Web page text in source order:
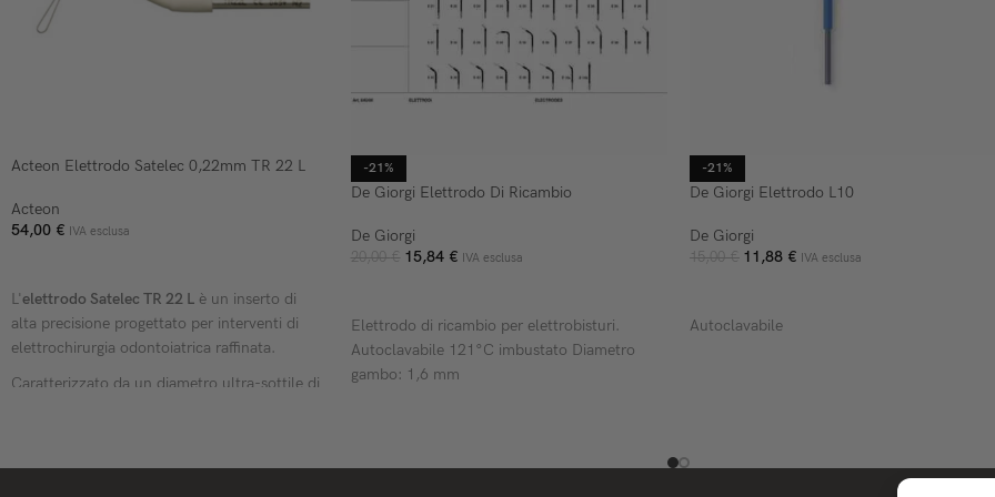
Acteon Elettrodo Satelec 0,22mm TR 22 L
Acteon
54,00 € IVA esclusa
L'elettrodo Satelec TR 22 L è un inserto di
alta precisione progettato per interventi di
elettrochirurgia odontoiatrica raffinata.
Caratterizzato da un diametro ultra-sottile di
-21%
De Giorgi Elettrodo Di Ricambio
De Giorgi
20,00€ 15,84 € IVA esclusa
Elettrodo di ricambio per elettrobisturi.
Autoclavabile 121°C imbustato Diametro
gambo: 1,6 mm
-21%
De Giorgi Elettrodo L10
De Giorgi
15,00€ 11,88 € IVA esclusa
Autoclavabile